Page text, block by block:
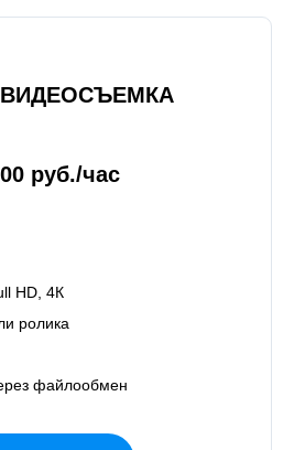
ВИДЕОСЪЕМКА
руб./час
HD, 4К
ролика
файлообмен